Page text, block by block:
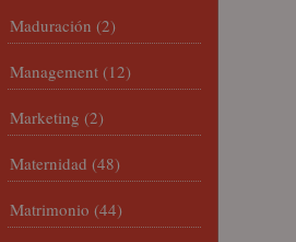
Maduración (2)
Management (12)
Marketing (2)
Maternidad (48)
Matrimonio (44)